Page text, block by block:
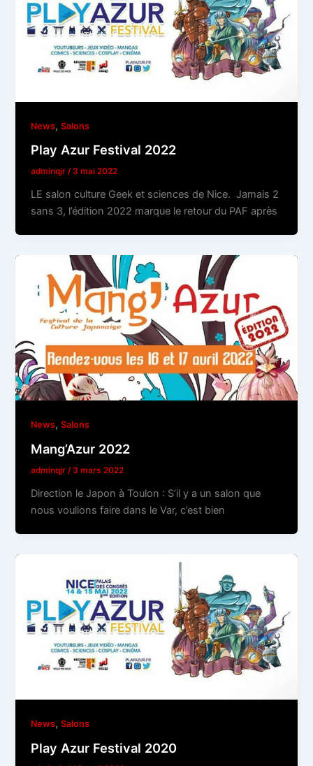
News,Salons
Play Azur Festival 2022
adminqjr/ 3 mai 2022
LE salon culture Geek et sciences de Nice. Jamais 2
sans 3, l’édition 2022 marque le retour du PAF après
News,Salons
Mang’Azur 2022
adminqjr/ 3 mars 2022
Direction le Japon à Toulon : S’il y a un salon que
nous voulions faire dans le Var, c’est bien
News,Salons
Play Azur Festival 2020